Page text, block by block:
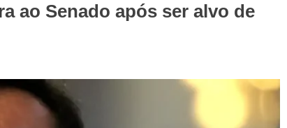
ao Senado após ser alvo de